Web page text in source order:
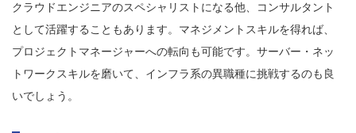
クラウドエンジニアのスペシャリストになる他、コンサルタント
として活躍することもあります。マネジメントスキルを得れば、
プロジェクトマネージャーへの転向も可能です。サーバー・ネッ
トワークスキルを磨いて、インフラ系の異職種に挑戦するのも良
いでしょう。